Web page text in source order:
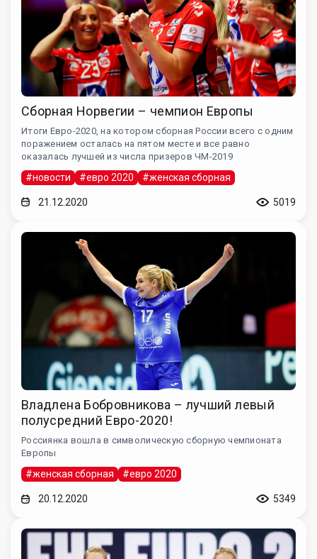
Сборная Норвегии – чемпион Европы
Итоги Евро-2020, на котором сборная России всего с одним
поражением осталась на пятом месте и все равно
оказалась лучшей из числа призеров ЧМ-2019
#новости #евро 2020 #женская сборная
21.12.2020 5019
Владлена Бобровникова – лучший левый
полусредний Евро-2020!
Россиянка вошла в символическую сборную чемпионата
Европы
#женская сборная #евро 2020
20.12.2020 5349